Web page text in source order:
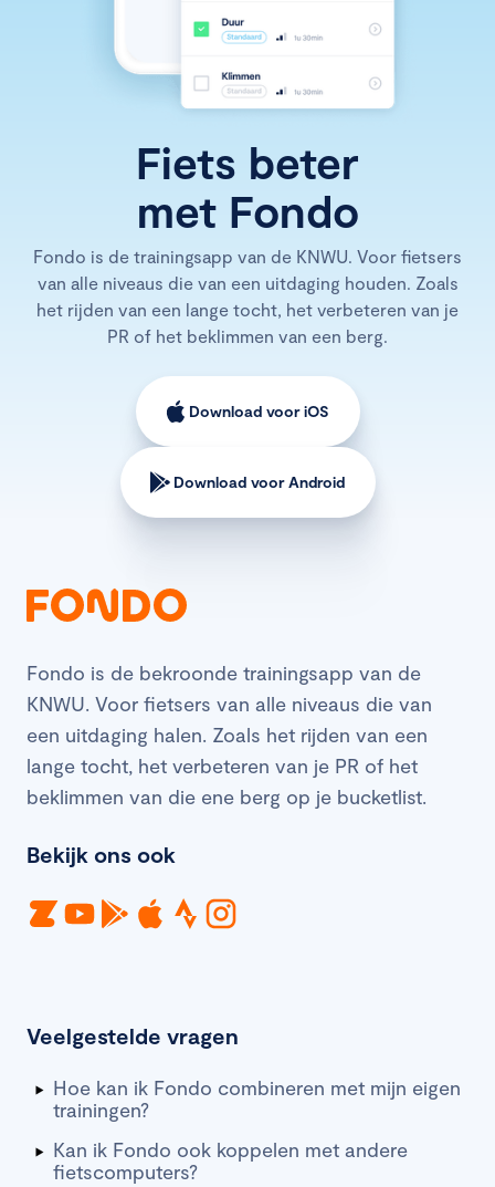
Fiets beter
met Fondo
Fondo is de trainingsapp van de KNWU. Voor fietsers
van alle niveaus die van een uitdaging houden. Zoals
het rijden van een lange tocht, het verbeteren van je
PR of het beklimmen van een berg.
Download voor iOS
Download voor Android
Fondo is de bekroonde trainingsapp van de
KNWU. Voor fietsers van alle niveaus die van
een uitdaging halen. Zoals het rijden van een
lange tocht, het verbeteren van je PR of het
beklimmen van die ene berg op je bucketlist.
Bekijk ons ook
Veelgestelde vragen
Hoe kan ik Fondo combineren met mijn eigen
trainingen?
Kan ik Fondo ook koppelen met andere
fietscomputers?